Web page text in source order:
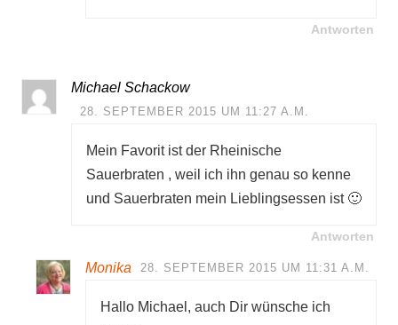
Antworten
Michael Schackow
28. SEPTEMBER 2015 UM 11:27 A.M.
Mein Favorit ist der Rheinische
Sauerbraten , weil ich ihn genau so kenne
und Sauerbraten mein Lieblingsessen ist 🙂
Antworten
Monika 28. SEPTEMBER 2015 UM 11:31 A.M.
Hallo Michael, auch Dir wünsche ich